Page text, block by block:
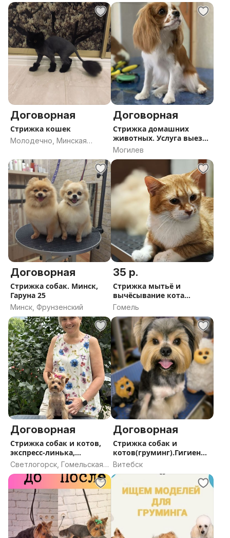
Договорная
Стрижка кошек
Молодечно, Минская
Договорная
Стрижка домашних
животных. Услуга выезд
на дом.
Могилев
Договорная
Стрижка собак. Минск,
Гаруна 25
Минск, Фрунзенский
35 р.
Стрижка мытьё и
вычёсывание кота
кошки Гомель
Гомель
Договорная
Стрижка собак и котов,
экспресс-линька,
тримминг
Светлогорск, Гомельская
область
Договорная
Стрижка собак и
котов(груминг).Гигиенич
еский уход.
Витебск